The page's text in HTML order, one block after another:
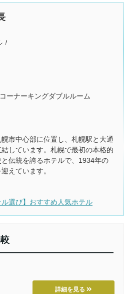
ーナーキングダブルルーム
市中心部に位置し、札幌駅と大通
しています。札幌で最初の本格的
伝統を誇るホテルで、1934年の
えています。
選び】おすすめ人気ホテル
詳細を見る